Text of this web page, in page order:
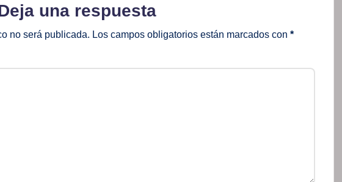
una respuesta
no será publicada. Los campos obligatorios están marcados con *